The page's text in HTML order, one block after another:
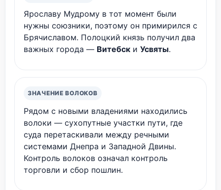
Ярославу Мудрому в тот момент были
нужны союзники, поэтому он примирился с
Брячиславом. Полоцкий князь получил два
важных города — Витебск и Усвяты.
ЗНАЧЕНИЕ ВОЛОКОВ
Рядом с новыми владениями находились
волоки — сухопутные участки пути, где
суда перетаскивали между речными
системами Днепра и Западной Двины.
Контроль волоков означал контроль
торговли и сбор пошлин.